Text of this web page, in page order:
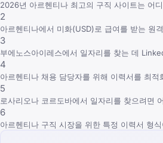
2026년 아르헨티나 최고의 구직 사이트는 어
2
아르헨티나에서 미화(USD)로 급여를 받는 원
3
부에노스아이레스에서 일자리를 찾는 데
4
아르헨티나 채용 담당자를 위해 이력서를 최
5
로사리오나 코르도바에서 일자리를 찾으려면
6
아르헨티나 구직 시장을 위한 특정 이력서 형